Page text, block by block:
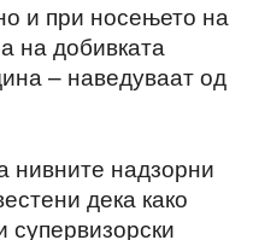
и при носењето на
на добивката
– наведуваат од
нивните надзорни
дека како
супервизорски